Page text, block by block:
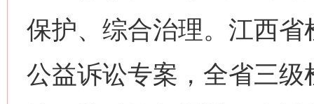
保护、综合治理。江西
公益诉讼专案，全省三